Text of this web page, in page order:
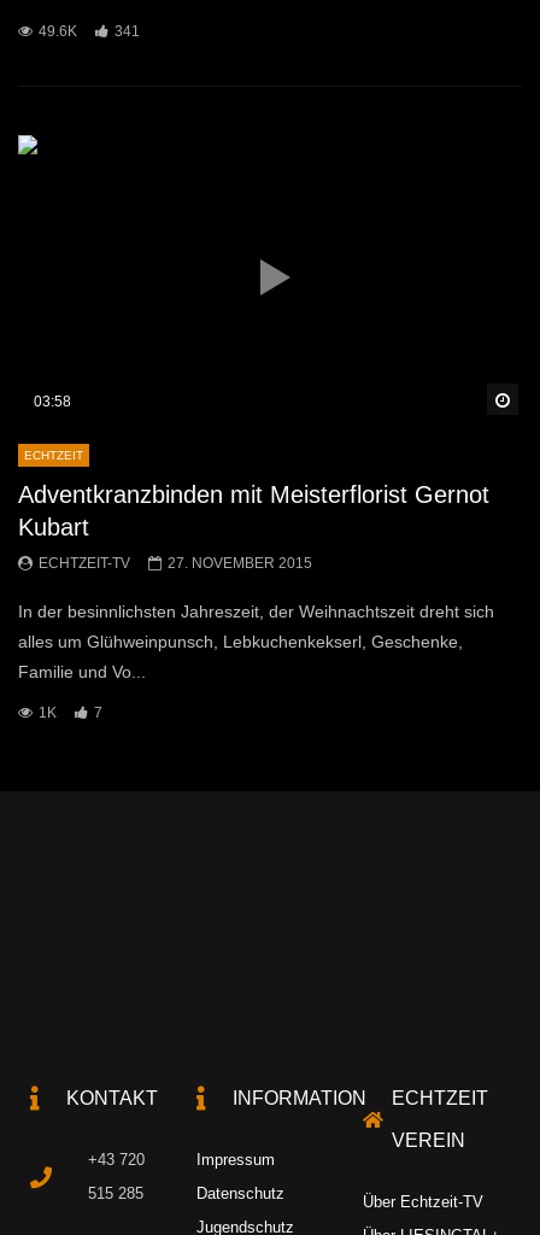
49.6K 341
03:58
ECHTZEIT
Adventkranzbinden mit Meisterflorist Gernot
Kubart
ECHTZEIT-TV 27. NOVEMBER 2015
In der besinnlichsten Jahreszeit, der Weihnachtszeit dreht sich
alles um Glühweinpunsch, Lebkuchenkekserl, Geschenke,
Familie und Vo...
1K 7
KONTAKT
+43 720
515 285
INFORMATION
Impressum
Datenschutz
Jugendschutz
ECHTZEIT
VEREIN
Über Echtzeit-TV